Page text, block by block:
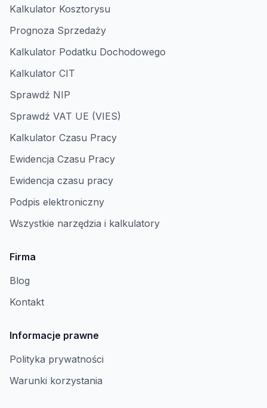
Kalkulator Kosztorysu
Prognoza Sprzedaży
Kalkulator Podatku Dochodowego
Kalkulator CIT
Sprawdź NIP
Sprawdź VAT UE (VIES)
Kalkulator Czasu Pracy
Ewidencja Czasu Pracy
Ewidencja czasu pracy
Podpis elektroniczny
Wszystkie narzędzia i kalkulatory
Firma
Blog
Kontakt
Informacje prawne
Polityka prywatności
Warunki korzystania